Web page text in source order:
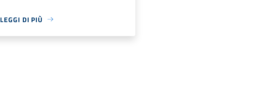
LEGGI DI PIÙ